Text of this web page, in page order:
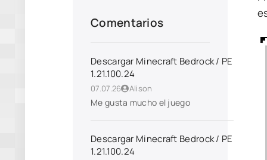
Comentarios
Descargar Minecraft Bedrock / PE
1.21.100.24
07.07.26 Alison
Me gusta mucho el juego
Descargar Minecraft Bedrock / PE
1.21.100.24